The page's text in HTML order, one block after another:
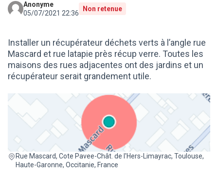
Anonyme
05/07/2021 22:36
Non retenue
Installer un récupérateur déchets verts à l’angle rue
Mascard et rue latapie près récup verre. Toutes les
maisons des rues adjacentes ont des jardins et un
récupérateur serait grandement utile.
Rue Mascard, Cote Pavee-Chât. de l'Hers-Limayrac, Toulouse,
Haute-Garonne, Occitanie, France
(Lien externe)